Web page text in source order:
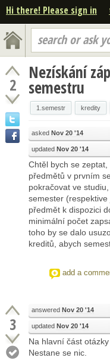
Hi there! Please sign in
search or ask
2
Nezískání
semestru
1.semestr kredity
asked Nov 20 '14
updated Nov 20 '14
Chtěl bych se
předmětů v prvním
pokračovat ve
semester
předmět k dispozici
minimální počet
toho by se dalo
kreditů, abych
add a
3
answered Nov 20 '14
updated Nov 20 '14
Na hlavní část
Nestane se nic.